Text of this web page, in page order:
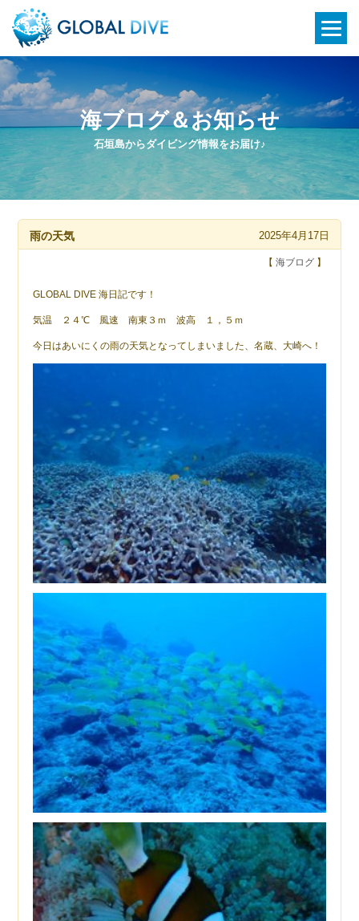
石垣島からダイビング情報をお届け♪
海ブログ＆お知らせ
雨の天気 2025年4月17日
【 海ブログ】
GLOBAL DIVE 海日記です！
気温 ２４℃ 風速 南東３ｍ 波高 １，５ｍ
今日はあいにくの雨の天気となってしまいました、名蔵、大崎へ！